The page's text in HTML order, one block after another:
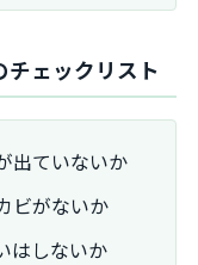
チェックリスト
出ていないか
ビがないか
はしないか